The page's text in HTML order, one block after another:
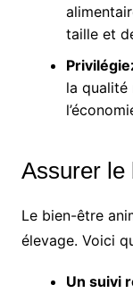
taille et
la qualité
Assurer le
Le bien-être
élevage. Voici
Un suivi